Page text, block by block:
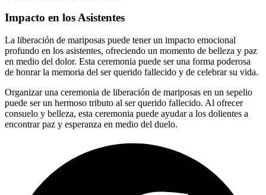
Impacto en los Asistentes
La liberación de mariposas puede tener un impacto emocional
profundo en los asistentes, ofreciendo un momento de belleza y paz
en medio del dolor. Esta ceremonia puede ser una forma poderosa
de honrar la memoria del ser querido fallecido y de celebrar su vida.
Organizar una ceremonia de liberación de mariposas en un sepelio
puede ser un hermoso tributo al ser querido fallecido. Al ofrecer
consuelo y belleza, esta ceremonia puede ayudar a los dolientes a
encontrar paz y esperanza en medio del duelo.